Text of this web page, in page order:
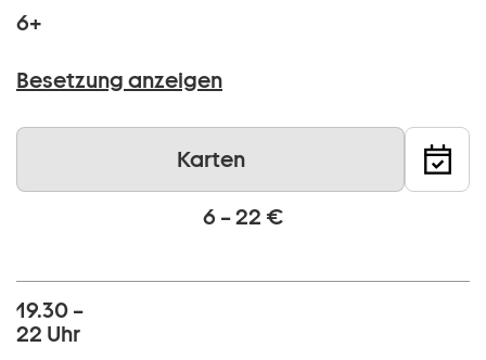
6+
Besetzung anzeigen
Karten
6 – 22 €
19.30 –
22 Uhr